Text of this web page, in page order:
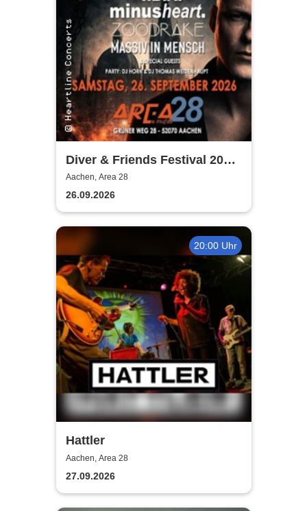
Diver & Friends Festival 2026
- Open Birthday Bash
Aachen, Area 28
26.09.2026
20:00 Uhr
Hattler
Aachen, Area 28
27.09.2026